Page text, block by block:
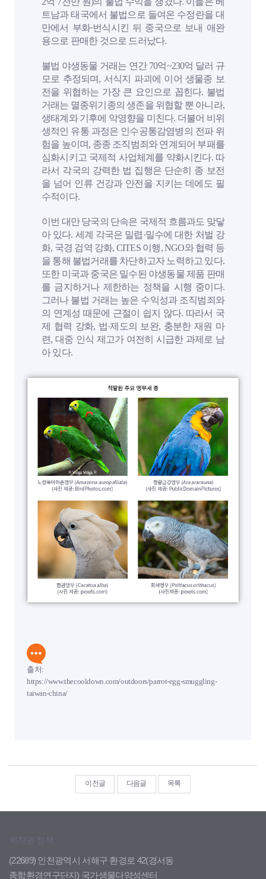
트남과 태국에서 불법으로 들여온 수정란을 대
만에서 부화·번식시킨 뒤 중국으로 보내 애완
용으로 판매한 것으로 드러났다.
불법 야생동물 거래는 연간 70억~230억 달러 규
모로 추정되며, 서식지 파괴에 이어 생물종 보
전을 위협하는 가장 큰 요인으로 꼽힌다. 불법
거래는 멸종위기종의 생존을 위협할 뿐 아니라,
생태계와 기후에 악영향을 미친다. 더불어 비위
생적인 유통 과정은 인수공통감염병의 전파 위
험을 높이며, 종종 조직범죄와 연계되어 부패를
심화시키고 국제적 사업체계를 약화시킨다. 따
라서 각국의 강력한 법 집행은 단순히 종 보전
을 넘어 인류 건강과 안전을 지키는 데에도 필
수적이다.
이번 대만 당국의 단속은 국제적 흐름과도 맞닿
아 있다. 세계 각국은 밀렵·밀수에 대한 처벌 강
화, 국경 검역 강화, CITES 이행, NGO와 협력 등
을 통해 불법거래를 차단하고자 노력하고 있다.
또한 미국과 중국은 밀수된 야생동물 제품 판매
를 금지하거나 제한하는 정책을 시행 중이다.
그러나 불법 거래는 높은 수익성과 조직범죄와
의 연계성 때문에 근절이 쉽지 않다. 따라서 국
제 협력 강화, 법·제도의 보완, 충분한 재원 마
련, 대중 인식 제고가 여전히 시급한 과제로 남
아 있다.
출처:
https://www.thecooldown.com/outdoors/parrot-egg-smuggling-
taiwan-china/
이전글 다음글 목록
저작권 정책
(22689) 인천광역시 서해구 환경로 42(경서동
종합환경연구단지) 국가생물다양성센터